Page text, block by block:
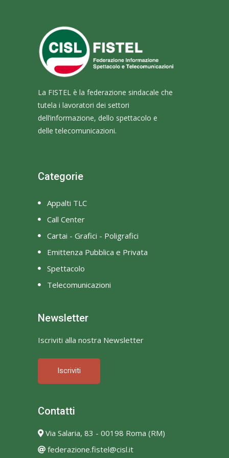
La FISTEL è la federazione sindacale che
tutela i lavoratori dei settori
dell’informazione, dello spettacolo e
delle telecomunicazioni.
Categorie
Appalti TLC
Call Center
Cartai - Grafici - Poligrafici
Emittenza Pubblica e Privata
Spettacolo
Telecomunicazioni
Newsletter
Iscriviti alla nostra Newsletter
Iscriviti
Contatti
Via Salaria, 83 - 00198 Roma (RM)
federazione.fistel@cisl.it